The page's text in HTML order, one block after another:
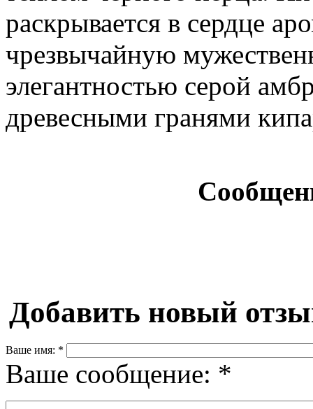
раскрывается в сердце
чрезвычайную
элегантностью серой
древесными гранями
Добавить новый
Ваше имя: *
Ваше сообщение: *